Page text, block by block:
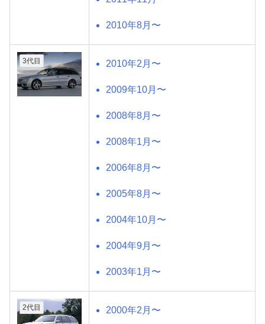
2010年8月〜
3代目 2010年2月〜
2009年10月〜
2008年8月〜
2008年1月〜
2006年8月〜
2005年8月〜
2004年10月〜
2004年9月〜
2003年1月〜
2代目 2000年2月〜